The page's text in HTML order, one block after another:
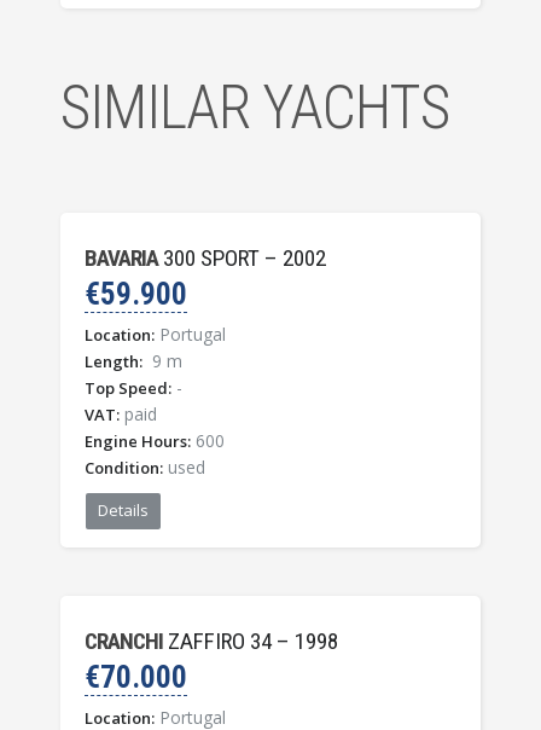
SIMILAR YACHTS
BAVARIA300 SPORT – 2002
€59.900
Location: Portugal
Length: 9 m
Top Speed: -
VAT: paid
Engine Hours: 600
Condition: used
Details
CRANCHI ZAFFIRO 34 – 1998
€70.000
Location: Portugal